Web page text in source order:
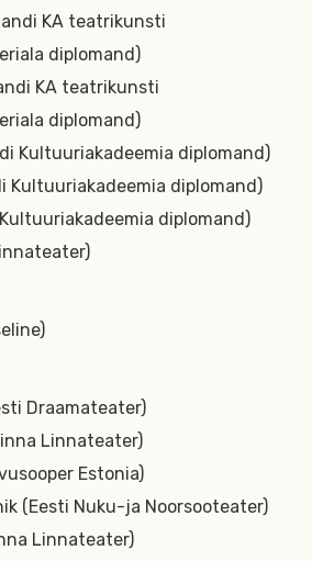
KA teatrikunsti
diplomand)
KA teatrikunsti
diplomand)
Kultuuriakadeemia diplomand)
Kultuuriakadeemia diplomand)
diplomand)
Draamateater)
Linnateater)
Estonia)
(Eesti Nuku-ja Noorsooteater)
Linnateater)